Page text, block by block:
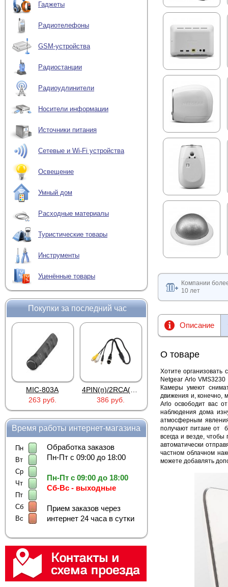
Гаджеты
Радиотелефоны
GSM-устройства
Радиостанции
Радиоудлинители
Носители информации
Источники питания
Сетевые и Wi-Fi устройства
Освещение
Умный дом
Расходные материалы
Туристические товары
Инструменты
Уценённые товары
Покупки за последний час
MIC-803A
263 руб.
4PIN(п)/2RCA(м)+DJK-11(п)
386 руб.
4PIN(п)/2RCA(п)+DJK-11(п)
386 руб.
Время работы интернет-магазина
Пн
Вт
Ср
Чт
Пт
Сб
Вс
Обработка заказов
Пн-Пт с 09:00 до 18:00
Пн-Пт с 09:00 до 18:00
Сб-Вс - выходные
Прием заказов через
интернет 24 часа в сутки
Компании
10 лет
Описание
О товаре
Хотите
Netgear Arlo
Камеры умеют
движения и, конечно,
Arlo освободит вас
наблюдения дома
атмосферным
получают питаие от
всегда и везде,
автоматически
частном облачном
можете добавлять